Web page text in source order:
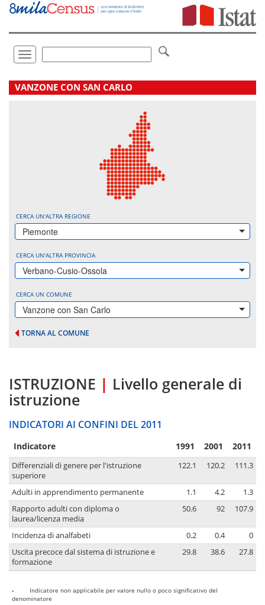
Vai
direttamente
Toggle
navigation
.
VANZONE CON SAN CARLO
CERCA UN'ALTRA REGIONE
Piemonte
CERCA UN'ALTRA PROVINCIA
Verbano-Cusio-Ossola
CERCA UN COMUNE
Vanzone con San Carlo
TORNA AL COMUNE
ISTRUZIONE | Livello generale di
istruzione
INDICATORI AI CONFINI DEL 2011
Indicatore 1991 2001 2011
Differenziali di genere per l'istruzione
superiore
122.1 120.2 111.3
Adulti in apprendimento permanente 1.1 4.2
1.3
Rapporto adulti con diploma o
laurea/licenza media
50.6 92 107.9
Incidenza di analfabeti 0.2 0.4
0
Uscita precoce dal sistema di istruzione e
formazione
29.8 38.6 27.8
-
Indicatore non applicabile per valore nullo o poco significativo del
denominatore